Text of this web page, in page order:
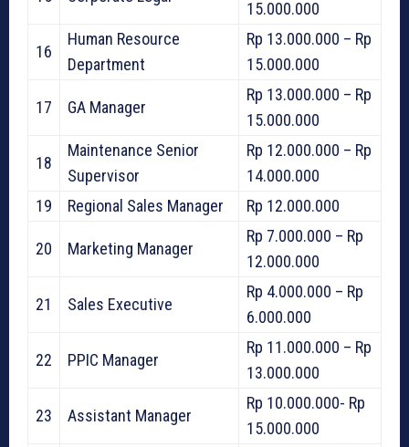
15.000.000
16
Human Resource
Department
Rp 13.000.000 – Rp
15.000.000
17 GA Manager
Rp 13.000.000 – Rp
15.000.000
18
Maintenance Senior
Supervisor
Rp 12.000.000 – Rp
14.000.000
19
Regional Sales Manager Rp 12.000.000
20 Marketing Manager
Rp 7.000.000 – Rp
12.000.000
21 Sales Executive
Rp 4.000.000 – Rp
6.000.000
22 PPIC Manager
Rp 11.000.000 – Rp
13.000.000
23 Assistant Manager
Rp 10.000.000- Rp
15.000.000